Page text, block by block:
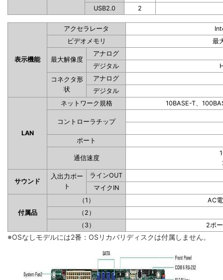
USB2.0
2
表示機能
アクセラレータ
ビデオメモリ
最
最大解像度
アナログ
デジタル
コネクタ形
状
アナログ
デジタル
LAN
ネットワーク規格 10BASE-T、
コントローラチップ
ポート
通信速度
サウンド
入出力ポー
ト
ラインOUT
マイクIN
付属品
（1）
AC
（2）
（3）
2ポ
※OSなしモデルには2番：OSリカバリディスクは付属しません。